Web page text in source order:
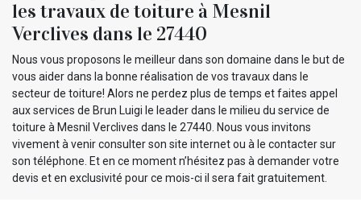
les travaux de toiture à Mesnil
Verclives dans le 27440
Nous vous proposons le meilleur dans son domaine dans le but de
vous aider dans la bonne réalisation de vos travaux dans le
secteur de toiture! Alors ne perdez plus de temps et faites appel
aux services de Brun Luigi le leader dans le milieu du service de
toiture à Mesnil Verclives dans le 27440. Nous vous invitons
vivement à venir consulter son site internet ou à le contacter sur
son téléphone. Et en ce moment n’hésitez pas à demander votre
devis et en exclusivité pour ce mois-ci il sera fait gratuitement.